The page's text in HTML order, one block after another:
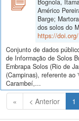
Bognola,
Américo
Barge;
dos solos do
https://
Conjunto de dados
de Informação de Solos
Embrapa Solos (Rio de
(Campinas), referente ao
Carambeí,...
« < Anterior 1